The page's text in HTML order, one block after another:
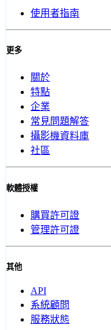
使用者指南
更多
關於
特點
企業
常見問題解答
攝影機資料庫
社區
軟體授權
購買許可證
管理許可證
其他
API
系統顧問
服務狀態